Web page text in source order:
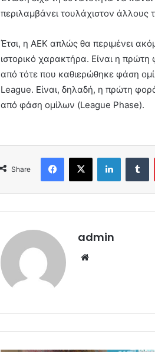
περιλαμβάνει τουλάχιστον άλλους
Έτσι, η ΑΕΚ απλώς θα περιμένει
ιστορικό χαρακτήρα. Είναι η
από τότε που καθιερώθηκε φάση
League. Είναι, δηλαδή, η πρώτη
από φάση ομίλων (League Phase).
Share
Facebook
X LinkedIn
admin